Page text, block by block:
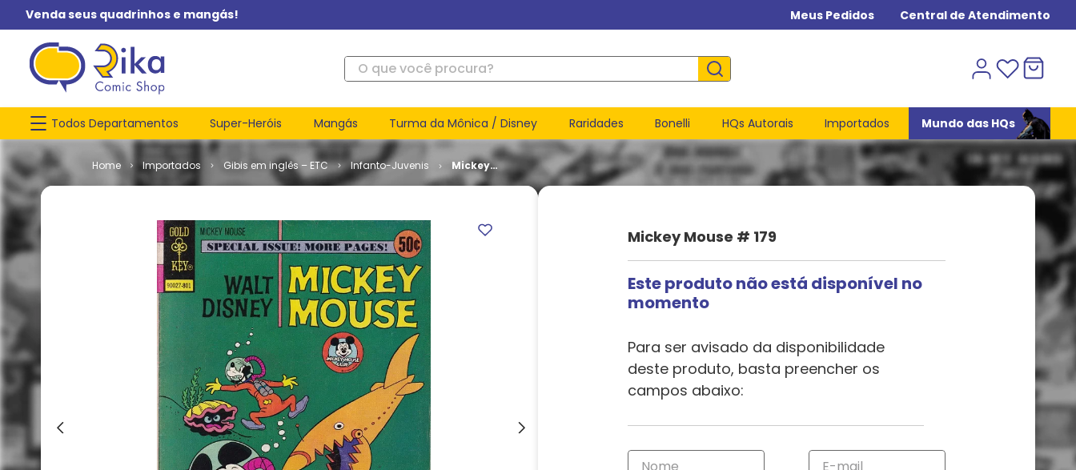
Venda seus quadrinhos e mangás! Meus Pedidos Central de Atendimento
O que você procura?
Todos Departamentos Super-Heróis Mangás Turma da Mônica / Disney Raridades Bonelli HQs Autorais Importados Mundo das HQs
Importados Gibis em inglês – ETC Infanto-Juvenis
Mickey
Mouse #
Mickey Mouse # 179
Este produto não está disponível no
momento
Para ser avisado da disponibilidade
deste produto, basta preencher os
campos abaixo: